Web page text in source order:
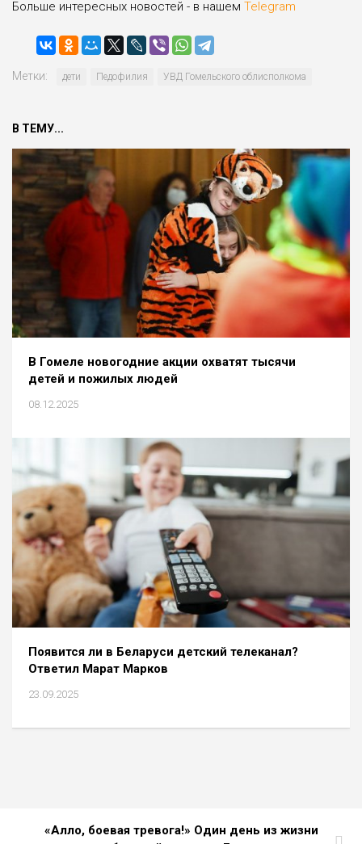
Больше интересных новостей - в нашем Telegram
Метки: дети Педофилия УВД Гомельского облисполкома
В ТЕМУ...
В Гомеле новогодние акции охватят тысячи
детей и пожилых людей
08.12.2025
Появится ли в Беларуси детский телеканал?
Ответил Марат Марков
23.09.2025
«Алло, боевая тревога!» Один день из жизни